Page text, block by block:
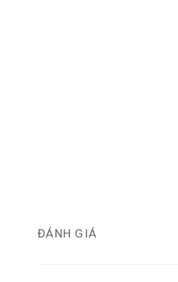
ĐÁNH GIÁ